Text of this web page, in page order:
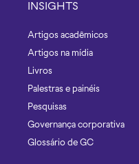
INSIGHTS
Artigos acadêmicos
Artigos na mídia
Livros
Palestras e painéis
Pesquisas
Governança corporativa
Glossário de GC